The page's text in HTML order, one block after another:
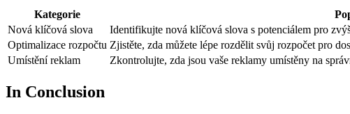
Kategorie
Nová klíčová slova
Identifikujte nová klíčová slova s potenciálem pro
Optimalizace rozpočtu Zjistěte, zda můžete lépe rozdělit svůj rozpočet pro
Umístění reklam
Zkontrolujte, zda jsou vaše reklamy umístěny na
In Conclusion